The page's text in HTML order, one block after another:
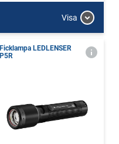
Visa
Ficklampa LEDLENSER
P5R